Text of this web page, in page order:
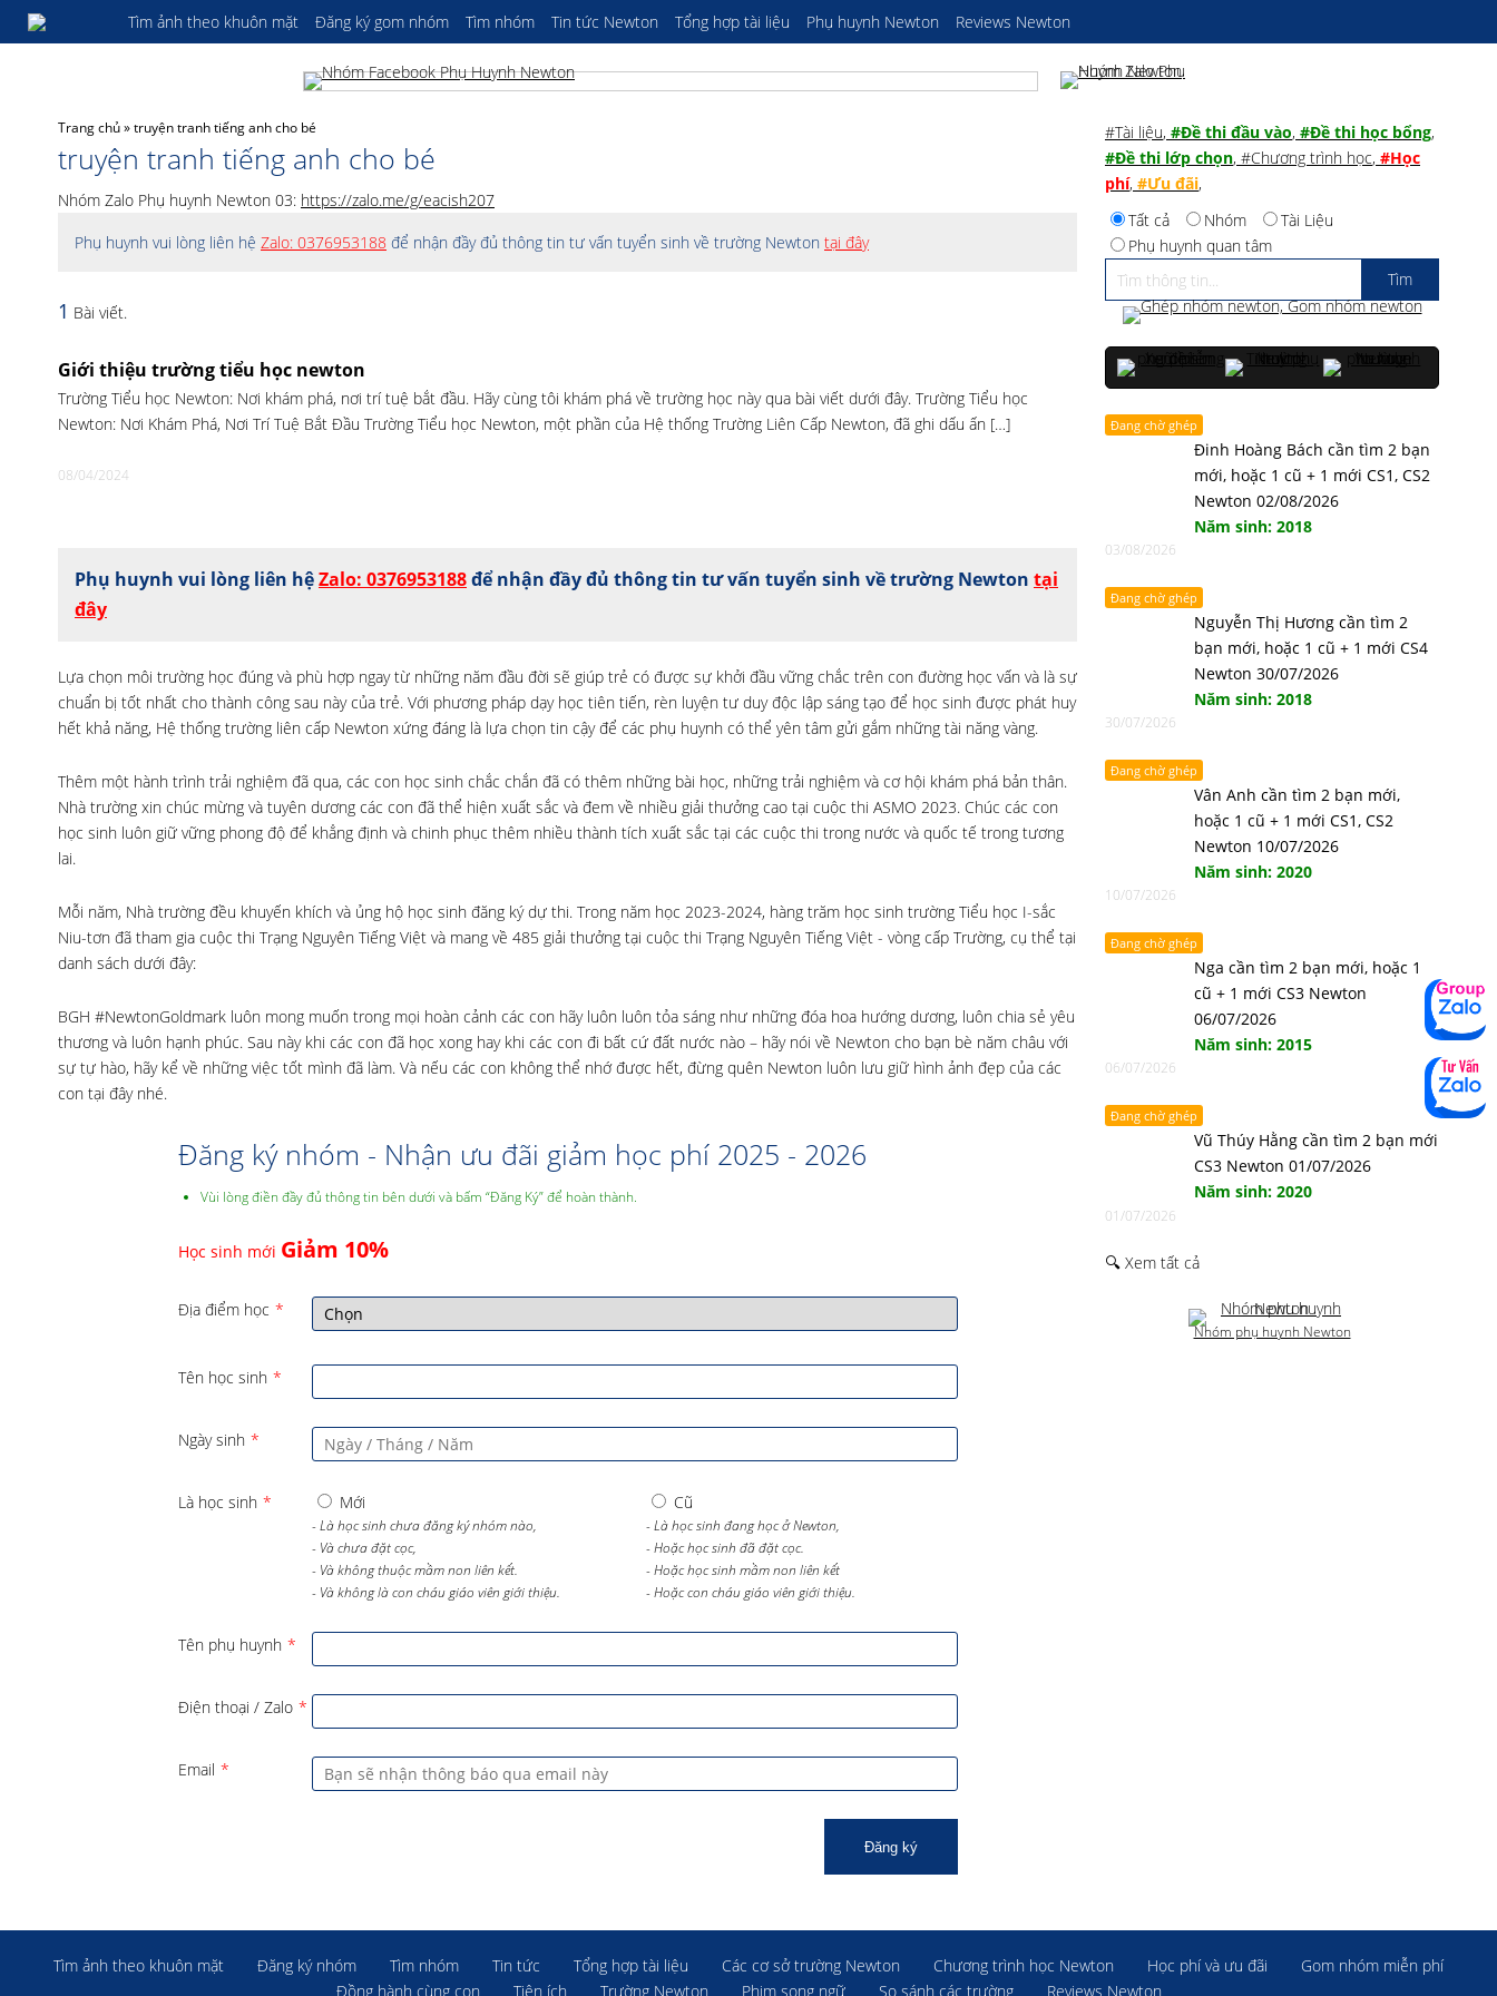
Tìm ảnh theo khuôn mặt Đăng ký gom nhóm Tìm nhóm Tin tức Newton Tổng hợp tài liệu Phụ huynh Newton Reviews Newton
Trang chủ»truyện tranh tiếng anh cho bé
truyện tranh tiếng anh cho bé
Nhóm Zalo Phụ huynh Newton 03: https://zalo.me/g/eacish207
Phụ huynh vui lòng liên hệ Zalo: 0376953188 để nhận đầy đủ thông tin tư vấn tuyển sinh về trường Newton tại đây
1 Bài viết.
Giới thiệu trường tiểu học newton
Trường Tiểu học Newton: Nơi khám phá, nơi trí tuệ bắt đầu. Hãy cùng tôi khám phá về trường học này qua bài viết dưới đây. Trường Tiểu học
Newton: Nơi Khám Phá, Nơi Trí Tuệ Bắt Đầu Trường Tiểu học Newton, một phần của Hệ thống Trường Liên Cấp Newton, đã ghi dấu ấn […]
08/04/2024
Phụ huynh vui lòng liên hệZalo: 0376953188để nhận đầy đủ thông tin tư vấn tuyển sinh về trường Newton tại
đây
Lựa chọn môi trường học đúng và phù hợp ngay từ những năm đầu đời sẽ giúp trẻ có được sự khởi đầu vững chắc trên con đường học vấn và là sự
chuẩn bị tốt nhất cho thành công sau này của trẻ. Với phương pháp dạy học tiên tiến, rèn luyện tư duy độc lập sáng tạo để học sinh được phát huy
hết khả năng, Hệ thống trường liên cấp Newton xứng đáng là lựa chọn tin cậy để các phụ huynh có thể yên tâm gửi gắm những tài năng vàng.
Thêm một hành trình trải nghiệm đã qua, các con học sinh chắc chắn đã có thêm những bài học, những trải nghiệm và cơ hội khám phá bản thân.
Nhà trường xin chúc mừng và tuyên dương các con đã thể hiện xuất sắc và đem về nhiều giải thưởng cao tại cuộc thi ASMO 2023. Chúc các con
học sinh luôn giữ vững phong độ để khẳng định và chinh phục thêm nhiều thành tích xuất sắc tại các cuộc thi trong nước và quốc tế trong tương
lai.
Mỗi năm, Nhà trường đều khuyến khích và ủng hộ học sinh đăng ký dự thi. Trong năm học 2023-2024, hàng trăm học sinh trường Tiểu học I-sắc
Niu-tơn đã tham gia cuộc thi Trạng Nguyên Tiếng Việt và mang về 485 giải thưởng tại cuộc thi Trạng Nguyên Tiếng Việt - vòng cấp Trường, cụ thể tại
danh sách dưới đây:
BGH #NewtonGoldmark luôn mong muốn trong mọi hoàn cảnh các con hãy luôn luôn tỏa sáng như những đóa hoa hướng dương, luôn chia sẻ yêu
thương và luôn hạnh phúc. Sau này khi các con đã học xong hay khi các con đi bất cứ đất nước nào – hãy nói về Newton cho bạn bè năm châu với
sự tự hào, hãy kể về những việc tốt mình đã làm. Và nếu các con không thể nhớ được hết, đừng quên Newton luôn lưu giữ hình ảnh đẹp của các
con tại đây nhé.
Đăng ký nhóm - Nhận ưu đãi giảm học phí 2025 - 2026
Vùi lòng điền đầy đủ thông tin bên dưới và bấm “Đăng Ký” để hoàn thành.
Học sinh mới Giảm 10%
Địa điểm học *
Tên học sinh *
Ngày sinh *
Là học sinh * Mới
- Là học sinh chưa đăng ký nhóm nào,
- Và chưa đặt cọc,
- Và không thuộc mầm non liên kết.
- Và không là con cháu giáo viên giới thiệu.
Cũ
- Là học sinh đang học ở Newton,
- Hoặc học sinh đã đặt cọc.
- Hoặc học sinh mầm non liên kết
- Hoặc con cháu giáo viên giới thiệu.
Tên phụ huynh *
Điện thoại / Zalo *
Email *
Đăng ký
#Tài liệu, #Đề thi đầu vào, #Đề thi học bổng,
#Đề thi lớp chọn, #Chương trình học, #Học
phí, #Ưu đãi,
Tất cả
Nhóm
Tài Liệu
Phụ huynh quan tâm
Đang chờ ghép
Đinh Hoàng Bách cần tìm 2 bạn
mới, hoặc 1 cũ + 1 mới CS1, CS2
Newton 02/08/2026
Năm sinh: 2018
03/08/2026
Đang chờ ghép
Nguyễn Thị Hương cần tìm 2
bạn mới, hoặc 1 cũ + 1 mới CS4
Newton 30/07/2026
Năm sinh: 2018
30/07/2026
Đang chờ ghép
Vân Anh cần tìm 2 bạn mới,
hoặc 1 cũ + 1 mới CS1, CS2
Newton 10/07/2026
Năm sinh: 2020
10/07/2026
Đang chờ ghép
Nga cần tìm 2 bạn mới, hoặc 1
cũ + 1 mới CS3 Newton
06/07/2026
Năm sinh: 2015
06/07/2026
Đang chờ ghép
Vũ Thúy Hằng cần tìm 2 bạn mới
CS3 Newton 01/07/2026
Năm sinh: 2020
01/07/2026
🔍 Xem tất cả
Nhóm phụ huynh Newton
Tìm ảnh theo khuôn mặt Đăng ký nhóm Tìm nhóm Tin tức Tổng hợp tài liệu Các cơ sở trường Newton Chương trình học Newton Học phí và ưu đãi
Gom nhóm miễn phí
Đồng hành cùng con
Tiện ích Trường Newton Phim song ngữ So sánh các trường Reviews Newton